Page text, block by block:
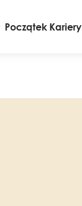
Początek Kariery